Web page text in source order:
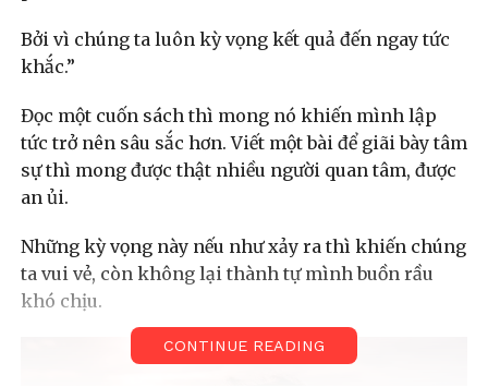
Bởi vì chúng ta luôn kỳ vọng kết quả đến ngay tức
khắc.”
Đọc một cuốn sách thì mong nó khiến mình lập
tức trở nên sâu sắc hơn. Viết một bài để giãi bày tâm
sự thì mong được thật nhiều người quan tâm, được
an ủi.
Những kỳ vọng này nếu như xảy ra thì khiến chúng
ta vui vẻ, còn không lại thành tự mình buồn rầu
khó chịu.
CONTINUE READING